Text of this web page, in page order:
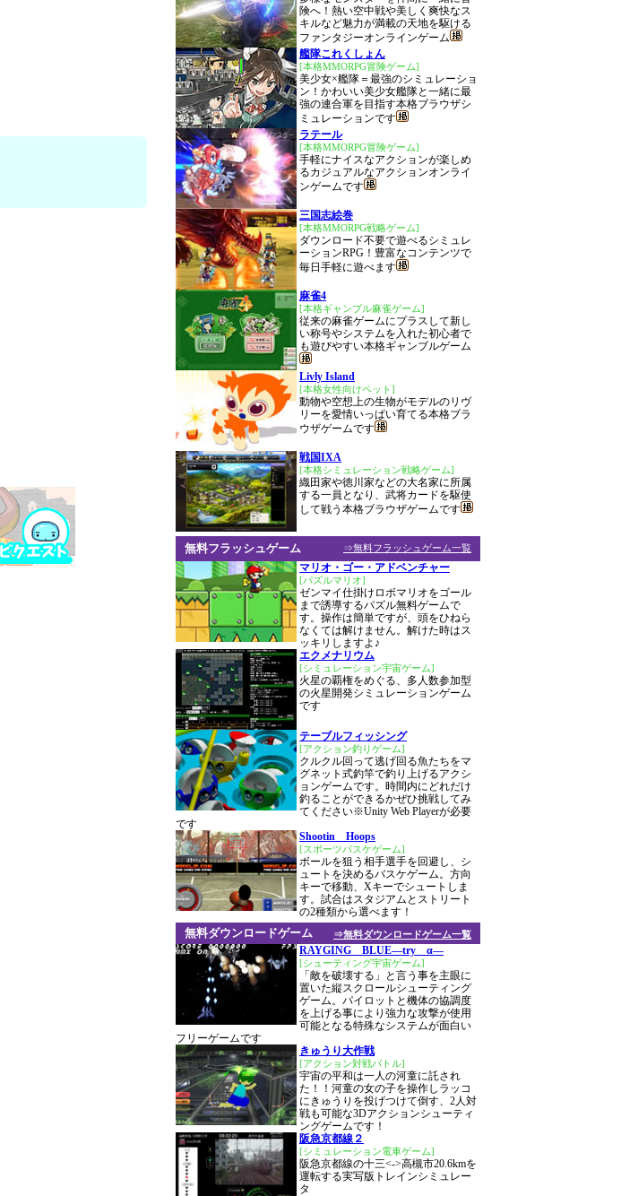
険へ！熱い空中戦や美しく爽快なス
キルなど魅力が満載の天地を駆ける
ファンタジーオンラインゲーム
艦隊これくしょん
[本格MMORPG冒険ゲーム]
美少女×艦隊＝最強のシミュレーショ
ン！かわいい美少女艦隊と一緒に最
強の連合軍を目指す本格ブラウザシ
ミュレーションです
ラテール
[本格MMORPG冒険ゲーム]
手軽にナイスなアクションが楽しめ
るカジュアルなアクションオンライ
ンゲームです
三国志絵巻
[本格MMORPG戦略ゲーム]
ダウンロード不要で遊べるシミュレ
ーションRPG！豊富なコンテンツで
毎日手軽に遊べます
麻雀4
[本格ギャンブル麻雀ゲーム]
従来の麻雀ゲームにプラスして新し
い称号やシステムを入れた初心者で
も遊びやすい本格ギャンブルゲーム
Livly Island
[本格女性向けペット]
動物や空想上の生物がモデルのリヴ
リーを愛情いっぱい育てる本格ブラ
ウザゲームです
戦国IXA
[本格シミュレーション戦略ゲーム]
織田家や徳川家などの大名家に所属
する一員となり、武将カードを駆使
して戦う本格ブラウザゲームです
⇒無料フラッシュゲーム一覧
無料フラッシュゲーム
マリオ・ゴー・アドベンチャー
[パズルマリオ]
ゼンマイ仕掛けロボマリオをゴール
まで誘導するパズル無料ゲームで
す。操作は簡単ですが、頭をひねら
なくては解けません。解けた時はス
ッキリしますよ♪
エクメナリウム
[シミュレーション宇宙ゲーム]
火星の覇権をめぐる、多人数参加型
の火星開発シミュレーションゲーム
です
テーブルフィッシング
[アクション釣りゲーム]
クルクル回って逃げ回る魚たちをマ
グネット式釣竿で釣り上げるアクシ
ョンゲームです。時間内にどれだけ
釣ることができるかぜひ挑戦してみ
てください※Unity Web Playerが必要
です
Shootin Hoops
[スポーツバスケゲーム]
ボールを狙う相手選手を回避し、シ
ュートを決めるバスケゲーム。方向
キーで移動、Xキーでシュートしま
す。試合はスタジアムとストリート
の2種類から選べます！
⇒無料ダウンロードゲーム一覧
無料ダウンロードゲーム
RAYGING BLUE―try α―
[シューティング宇宙ゲーム]
「敵を破壊する」と言う事を主眼に
置いた縦スクロールシューティング
ゲーム。パイロットと機体の協調度
を上げる事により強力な攻撃が使用
可能となる特殊なシステムが面白い
フリーゲームです
きゅうり大作戦
[アクション対戦バトル]
宇宙の平和は一人の河童に託され
た！！河童の女の子を操作しラッコ
にきゅうりを投げつけて倒す、2人対
戦も可能な3Dアクションシューティ
ングゲームです！
阪急京都線２
[シミュレーション電車ゲーム]
阪急京都線の十三<->高槻市20.6kmを
運転する実写版トレインシミュレー
タ